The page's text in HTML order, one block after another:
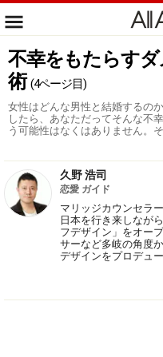
不幸をもたらす
術 (4ページ目)
女性はどんな男性と結婚するの
したら、あなただってそんな不
う可能性はなくはありません。
久野 浩司
恋愛 ガイド
マリッジカウンセラ
日本を行き来しなが
フデザイン」をオー
サーなど多岐の角度
デザインをプロデュ